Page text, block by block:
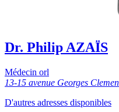
Dr. Philip AZAÏS
Médecin orl
13-15 avenue Georges
D'autres adresses disponibles